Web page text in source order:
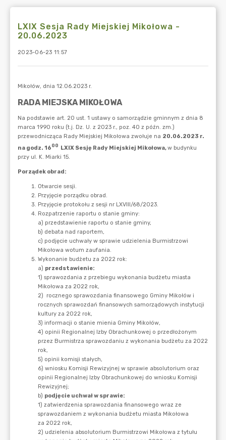
LXIX Sesja Rady Miejskiej Mikołowa -
20.06.2023
2023-06-23 11:57